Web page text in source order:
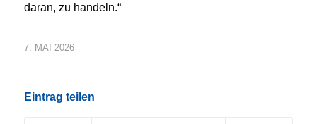
daran, zu handeln.“
7. MAI 2026
Eintrag teilen